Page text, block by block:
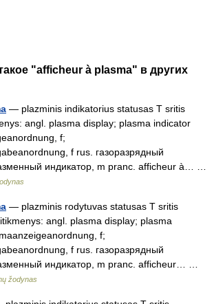
"afficheur à plasma" в других
— plazminis indikatorius statusas T sritis
angl. plasma display; plasma indicator
f;
f rus. газоразрядный
индикатор, m pranc. afficheur à… …
— plazminis rodytuvas statusas T sritis
angl. plasma display; plasma
f;
f rus. газоразрядный
индикатор, m pranc. afficheur… …
žodynas